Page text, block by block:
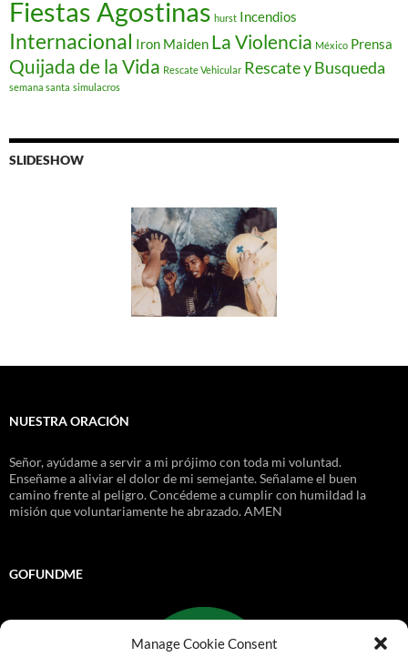
Manage Cookie Consent
Fiestas Agostinas hurst Incendios
Internacional Iron Maiden La Violencia México Prensa
Quijada de la Vida Rescate Vehicular Rescate y Busqueda
semana santa simulacros
SLIDESHOW
NUESTRA ORACIÓN
Señor, ayúdame a servir a mi prójimo con toda mi voluntad.
Enseñame a aliviar el dolor de mi semejante. Señalame el buen
camino frente al peligro. Concédeme a cumplir con humildad la
misión que voluntariamente he abrazado. AMEN
GOFUNDME